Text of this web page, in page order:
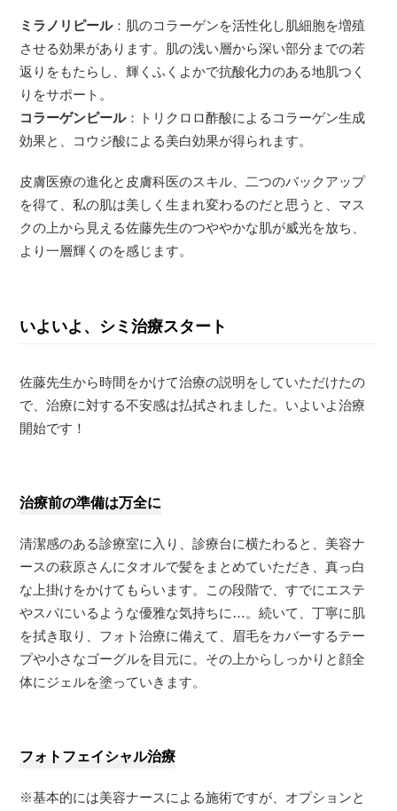
ミラノリピール：肌のコラーゲンを活性化し肌細胞を増殖
させる効果があります。肌の浅い層から深い部分までの若
返りをもたらし、輝くふくよかで抗酸化力のある地肌つく
りをサポート。
コラーゲンピール：トリクロロ酢酸によるコラーゲン生成
効果と、コウジ酸による美白効果が得られます。
皮膚医療の進化と皮膚科医のスキル、二つのバックアップ
を得て、私の肌は美しく生まれ変わるのだと思うと、マス
クの上から見える佐藤先生のつややかな肌が威光を放ち、
より一層輝くのを感じます。
いよいよ、シミ治療スタート
佐藤先生から時間をかけて治療の説明をしていただけたの
で、治療に対する不安感は払拭されました。いよいよ治療
開始です！
治療前の準備は万全に
清潔感のある診療室に入り、診療台に横たわると、美容ナ
ースの萩原さんにタオルで髪をまとめていただき、真っ白
な上掛けをかけてもらいます。この段階で、すでにエステ
やスパにいるような優雅な気持ちに…。続いて、丁寧に肌
を拭き取り、フォト治療に備えて、眉毛をカバーするテー
プや小さなゴーグルを目元に。その上からしっかりと顔全
体にジェルを塗っていきます。
フォトフェイシャル治療
※基本的には美容ナースによる施術ですが、オプションと